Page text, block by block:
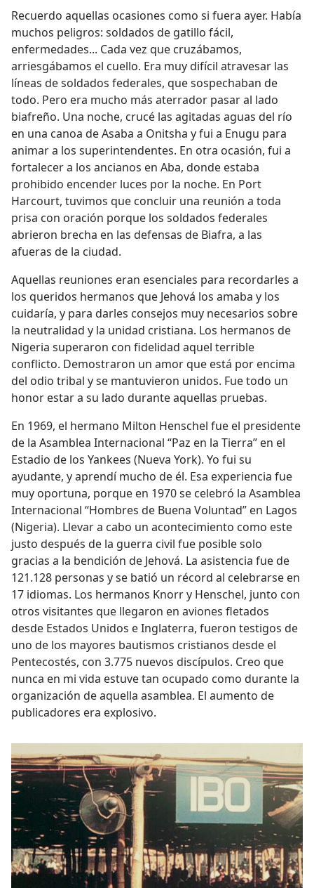
Recuerdo aquellas ocasiones como si fuera ayer. Había
muchos peligros: soldados de gatillo fácil,
enfermedades... Cada vez que cruzábamos,
arriesgábamos el cuello. Era muy difícil atravesar las
líneas de soldados federales, que sospechaban de
todo. Pero era mucho más aterrador pasar al lado
biafreño. Una noche, crucé las agitadas aguas del río
en una canoa de Asaba a Onitsha y fui a Enugu para
animar a los superintendentes. En otra ocasión, fui a
fortalecer a los ancianos en Aba, donde estaba
prohibido encender luces por la noche. En Port
Harcourt, tuvimos que concluir una reunión a toda
prisa con oración porque los soldados federales
abrieron brecha en las defensas de Biafra, a las
afueras de la ciudad.
Aquellas reuniones eran esenciales para recordarles a
los queridos hermanos que Jehová los amaba y los
cuidaría, y para darles consejos muy necesarios sobre
la neutralidad y la unidad cristiana. Los hermanos de
Nigeria superaron con fidelidad aquel terrible
conflicto. Demostraron un amor que está por encima
del odio tribal y se mantuvieron unidos. Fue todo un
honor estar a su lado durante aquellas pruebas.
En 1969, el hermano Milton Henschel fue el presidente
de la Asamblea Internacional “Paz en la Tierra” en el
Estadio de los Yankees (Nueva York). Yo fui su
ayudante, y aprendí mucho de él. Esa experiencia fue
muy oportuna, porque en 1970 se celebró la Asamblea
Internacional “Hombres de Buena Voluntad” en Lagos
(Nigeria). Llevar a cabo un acontecimiento como este
justo después de la guerra civil fue posible solo
gracias a la bendición de Jehová. La asistencia fue de
121.128 personas y se batió un récord al celebrarse en
17 idiomas. Los hermanos Knorr y Henschel, junto con
otros visitantes que llegaron en aviones fletados
desde Estados Unidos e Inglaterra, fueron testigos de
uno de los mayores bautismos cristianos desde el
Pentecostés, con 3.775 nuevos discípulos. Creo que
nunca en mi vida estuve tan ocupado como durante la
organización de aquella asamblea. El aumento de
publicadores era explosivo.